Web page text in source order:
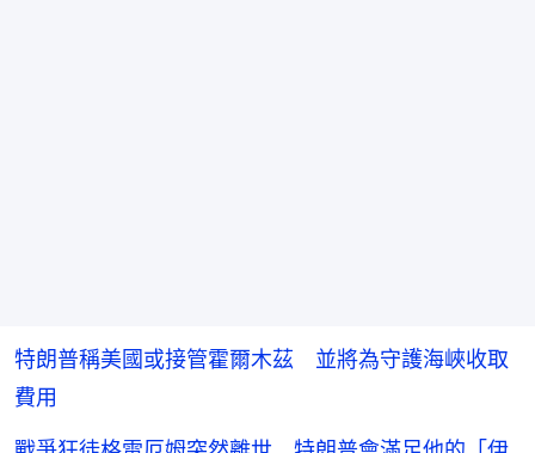
特朗普稱美國或接管霍爾木茲 並將為守護海峽收取
費用